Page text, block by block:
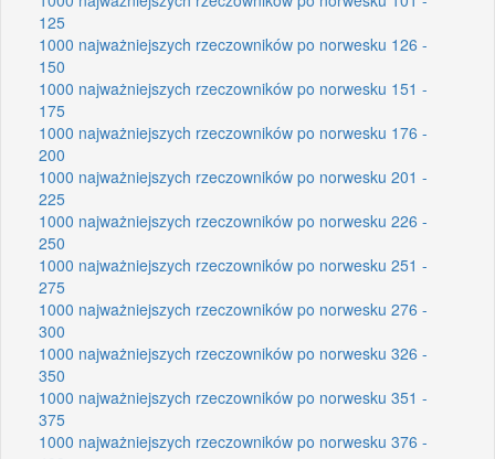
125
1000 najważniejszych rzeczowników po norwesku 126 -
150
1000 najważniejszych rzeczowników po norwesku 151 -
175
1000 najważniejszych rzeczowników po norwesku 176 -
200
1000 najważniejszych rzeczowników po norwesku 201 -
225
1000 najważniejszych rzeczowników po norwesku 226 -
250
1000 najważniejszych rzeczowników po norwesku 251 -
275
1000 najważniejszych rzeczowników po norwesku 276 -
300
1000 najważniejszych rzeczowników po norwesku 326 -
350
1000 najważniejszych rzeczowników po norwesku 351 -
375
1000 najważniejszych rzeczowników po norwesku 376 -